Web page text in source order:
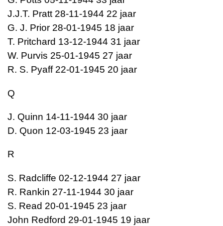
J.J.T. Pratt 28-11-1944 22 jaar
G. J. Prior 28-01-1945 18 jaar
T. Pritchard 13-12-1944 31 jaar
W. Purvis 25-01-1945 27 jaar
R. S. Pyaff 22-01-1945 20 jaar
Q
J. Quinn 14-11-1944 30 jaar
D. Quon 12-03-1945 23 jaar
R
S. Radcliffe 02-12-1944 27 jaar
R. Rankin 27-11-1944 30 jaar
S. Read 20-01-1945 23 jaar
John Redford 29-01-1945 19 jaar